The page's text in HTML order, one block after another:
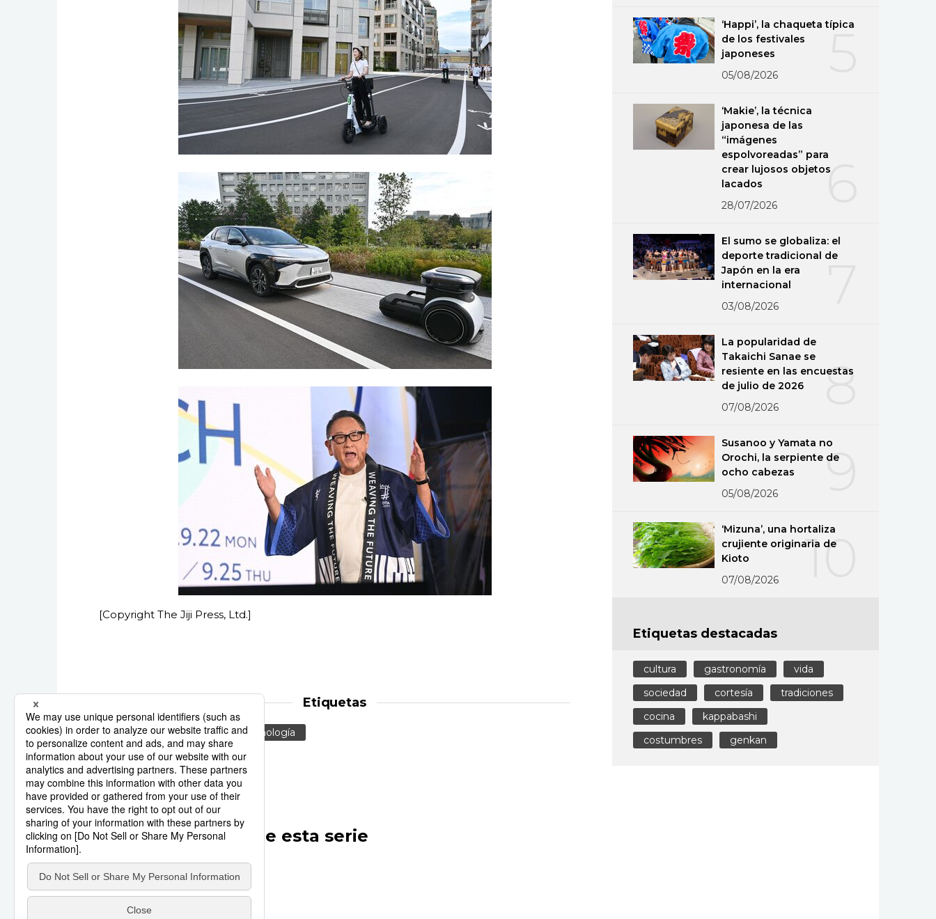
[Copyright The Jiji Press, Ltd.]
Etiquetas
Toyota Jiji Press Tecnología
Otros artículos de esta serie
5
‘Happi’, la chaqueta típica
de los festivales
japoneses
05/08/2026
6
‘Makie’, la técnica
japonesa de las
“imágenes
espolvoreadas” para
crear lujosos objetos
lacados
28/07/2026
El sumo se globaliza: el
deporte tradicional de
Japón en la era
internacional
03/08/2026
8
La popularidad de
Takaichi Sanae se
resiente en las encuestas
de julio de 2026
07/08/2026
9
Susanoo y Yamata no
Orochi, la serpiente de
ocho cabezas
05/08/2026
10
‘Mizuna’, una hortaliza
crujiente originaria de
Kioto
07/08/2026
Etiquetas destacadas
cultura gastronomía
vida
sociedad
cortesía
tradiciones
cocina
kappabashi
costumbres
genkan